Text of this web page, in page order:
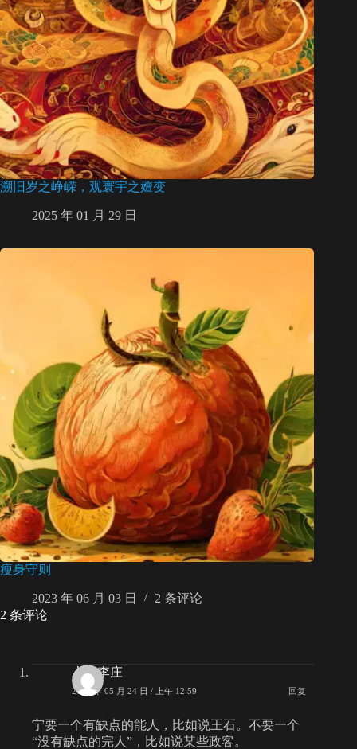
溯旧岁之峥嵘，观寰宇之嬗变
2025 年 01 月 29 日
瘦身守则
2023 年 06 月 03 日
2 条评论
2 条评论
上海李庄
2008 年 05 月 24 日 / 上午 12:59 回复
宁要一个有缺点的能人，比如说王石。不要一个
“没有缺点的完人”，比如说某些政客。